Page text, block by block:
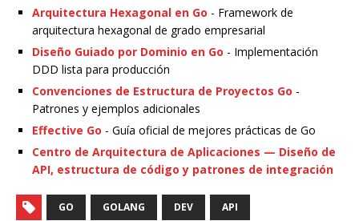
Arquitectura Hexagonal en Go - Framework de
arquitectura hexagonal de grado empresarial
Diseño Guiado por Dominio en Go - Implementación
DDD lista para producción
Convenciones de Estructura de Proyectos Go -
Patrones y ejemplos adicionales
Effective Go - Guía oficial de mejores prácticas de Go
Centro de Arquitectura de Aplicaciones — Diseño de
API, estructura de código y patrones de integración
GO GOLANG DEV API